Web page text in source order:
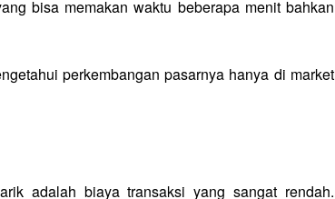
bisa memakan waktu beberapa menit bahkan
perkembangan pasarnya hanya di market
adalah biaya transaksi yang sangat rendah.